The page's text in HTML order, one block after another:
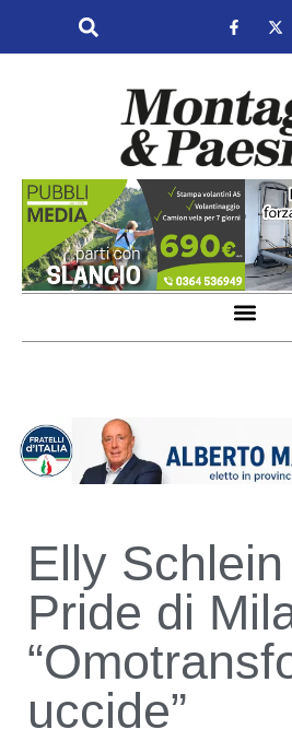
Elly
Pride di
uccide”